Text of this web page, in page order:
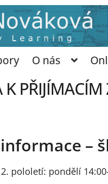
O nás
K
–
2. pololetí: pondělí